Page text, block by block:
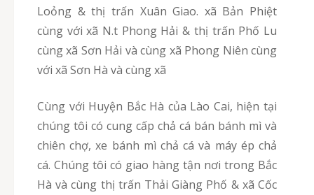
Loỏng & thị trấn Xuân Giao. xã Bản Phiệt
cùng với xã N.t Phong Hải & thị trấn Phố Lu
cùng xã Sơn Hải và cùng xã Phong Niên cùng
với xã Sơn Hà và cùng xã
Cùng với Huyện Bắc Hà của Lào Cai, hiện tại
chúng tôi có cung cấp chả cá bán bánh mì và
chiên chợ, xe bánh mì chả cá và máy ép chả
cá. Chúng tôi có giao hàng tận nơi trong Bắc
Hà và cùng thị trấn Thải Giàng Phố & xã Cốc